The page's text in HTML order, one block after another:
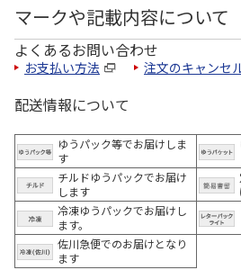
マークや記載内容について
よくあるお問い合わせ
お支払い方法 注文のキャンセ
配送情報について
ゆうパック等でお届けしま
す
チルドゆうパックでお届け
します
冷凍ゆうパックでお届けし
ます。
佐川急便でのお届けとなり
ます